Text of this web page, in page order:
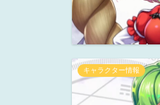
キャラクター情報